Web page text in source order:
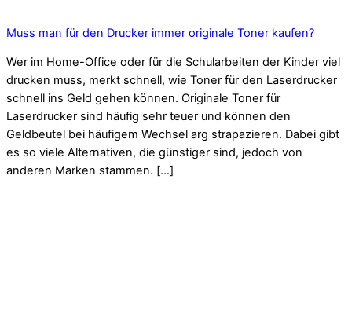
Muss man für den Drucker immer originale Toner kaufen?
Wer im Home-Office oder für die Schularbeiten der Kinder viel
drucken muss, merkt schnell, wie Toner für den Laserdrucker
schnell ins Geld gehen können. Originale Toner für
Laserdrucker sind häufig sehr teuer und können den
Geldbeutel bei häufigem Wechsel arg strapazieren. Dabei gibt
es so viele Alternativen, die günstiger sind, jedoch von
anderen Marken stammen. […]